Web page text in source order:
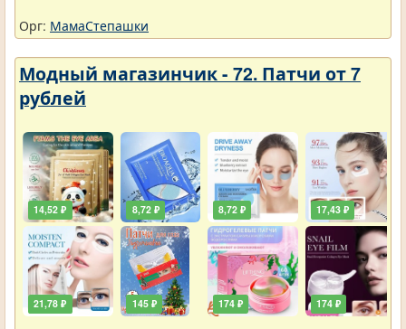
Орг: МамаСтепашки
Модный магазинчик - 72. Патчи от 7
рублей
14,52 ₽
21,78 ₽
8,72 ₽
145 ₽
8,72 ₽
174 ₽
17,43 ₽
174 ₽